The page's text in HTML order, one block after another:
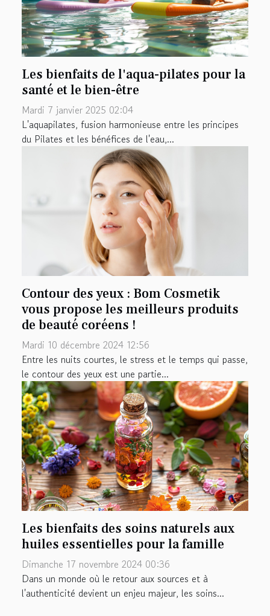
Les bienfaits de l'aqua-pilates pour la
santé et le bien-être
Mardi 7 janvier 2025 02:04
L'aquapilates, fusion harmonieuse entre les principes
du Pilates et les bénéfices de l'eau,...
Contour des yeux : Bom Cosmetik
vous propose les meilleurs produits
de beauté coréens !
Mardi 10 décembre 2024 12:56
Entre les nuits courtes, le stress et le temps qui passe,
le contour des yeux est une partie...
Les bienfaits des soins naturels aux
huiles essentielles pour la famille
Dimanche 17 novembre 2024 00:36
Dans un monde où le retour aux sources et à
l'authenticité devient un enjeu majeur, les soins...